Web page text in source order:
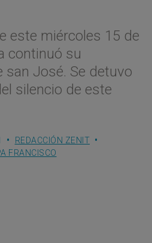
este miércoles 15 de
continuó su
san José. Se detuvo
silencio de este
REDACCIÓN ZENIT
FRANCISCO